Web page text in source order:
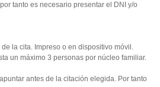
tanto es necesario presentar el DNI y/o
la cita. Impreso o en dispositivo móvil.
un máximo 3 personas por núcleo familiar.
antes de la citación elegida. Por tanto